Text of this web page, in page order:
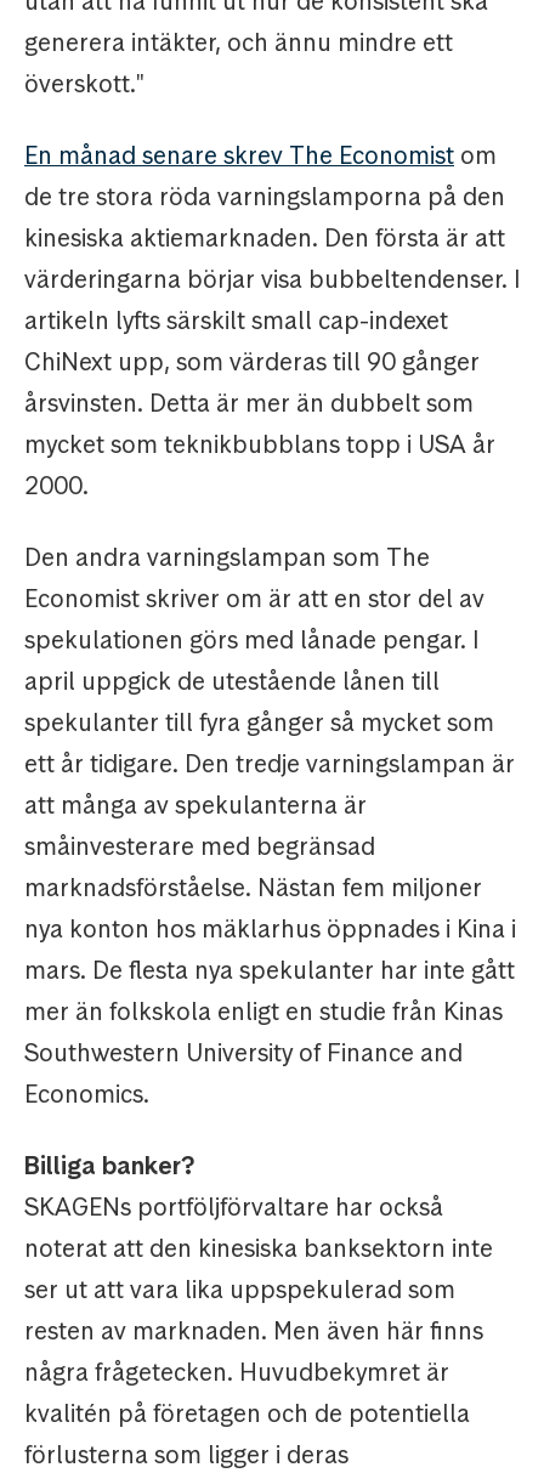
generera intäkter, och ännu mindre ett
överskott."
En månad senare skrev The Economist om
de tre stora röda varningslamporna på den
kinesiska aktiemarknaden. Den första är att
värderingarna börjar visa bubbeltendenser. I
artikeln lyfts särskilt small cap-indexet
ChiNext upp, som värderas till 90 gånger
årsvinsten. Detta är mer än dubbelt som
mycket som teknikbubblans topp i USA år
2000.
Den andra varningslampan som The
Economist skriver om är att en stor del av
spekulationen görs med lånade pengar. I
april uppgick de utestående lånen till
spekulanter till fyra gånger så mycket som
ett år tidigare. Den tredje varningslampan är
att många av spekulanterna är
småinvesterare med begränsad
marknadsförståelse. Nästan fem miljoner
nya konton hos mäklarhus öppnades i Kina i
mars. De flesta nya spekulanter har inte gått
mer än folkskola enligt en studie från Kinas
Southwestern University of Finance and
Economics.
Billiga banker?
SKAGENs portföljförvaltare har också
noterat att den kinesiska banksektorn inte
ser ut att vara lika uppspekulerad som
resten av marknaden. Men även här finns
några frågetecken. Huvudbekymret är
kvalitén på företagen och de potentiella
förlusterna som ligger i deras